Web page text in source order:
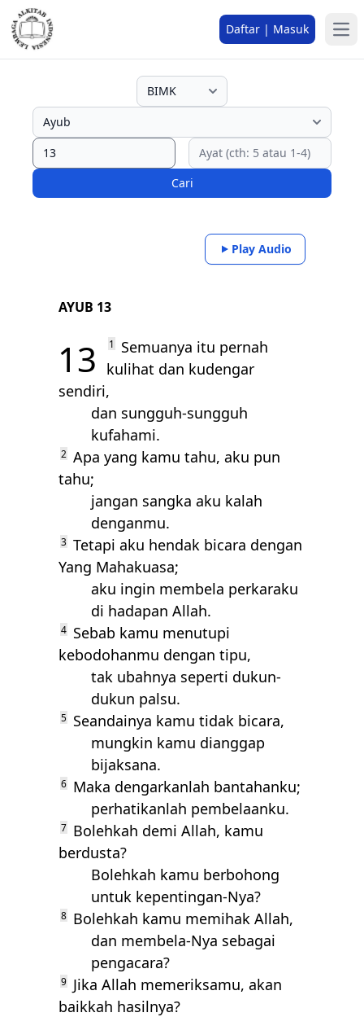
Daftar | Masuk
Cari
Play Audio
AYUB 13
13 1
Semuanya itu pernah
kulihat dan kudengar
sendiri,
dan sungguh-sungguh
kufahami.
2 Apa yang kamu tahu, aku pun
tahu;
jangan sangka aku kalah
denganmu.
3 Tetapi aku hendak bicara dengan
Yang Mahakuasa;
aku ingin membela perkaraku
di hadapan Allah.
4 Sebab kamu menutupi
kebodohanmu dengan tipu,
tak ubahnya seperti dukun-
dukun palsu.
5
Seandainya kamu tidak bicara,
mungkin kamu dianggap
bijaksana.
6 Maka dengarkanlah bantahanku;
perhatikanlah pembelaanku.
7 Bolehkah demi Allah, kamu
berdusta?
Bolehkah kamu berbohong
untuk kepentingan-Nya?
8 Bolehkah kamu memihak Allah,
dan membela-Nya sebagai
pengacara?
9 Jika Allah memeriksamu, akan
baikkah hasilnya?